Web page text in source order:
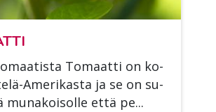
To­maat­ti on ko­
Ame­ri­kas­ta ja se on su­
mu­na­koi­sol­le että pe...